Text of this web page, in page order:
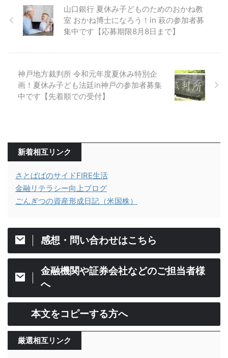
山口銀行 夏休み子どものためのおかね教
室 おかね博士になろう！in 萩の参加者募
集中です【応募期限8月8日まで】
神戸地方裁判所 令和元年度夏休み特別企
画！夏休み子ども法廷in神戸の参加者募集
中です【先着順での受付】
新着相互リンク
さとぱぱのサイドFIRE生活
金融リテラシー向上ブログ
ごんぎつの資産形成日記（米国株）
感想・問い合わせはこちら
金融機関や証券会社などのご担当者様
へ
本文をコピーする方へ
厳選相互リンク